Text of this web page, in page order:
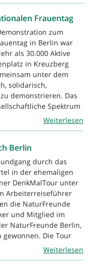
Frauentag
zum
in Berlin war
als 30.000 Aktive
in Kreuzberg
unter dem
solidarisch,
demonstrieren. Das
Spektrum
Weiterlesen
Berlin
durch das
in der ehemaligen
DenkMalTour unter
Arbeiterreiseführer
die NaturFreunde
und Mitglied im
NaturFreunde Berlin,
gewonnen. Die Tour
Weiterlesen